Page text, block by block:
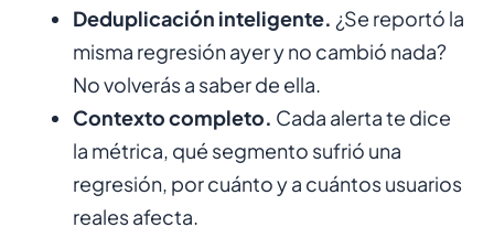
Deduplicación inteligente. ¿Se reportó la
misma regresión ayer y no cambió nada?
No volverás a saber de ella.
Contexto completo. Cada alerta te dice
la métrica, qué segmento sufrió una
regresión, por cuánto y a cuántos usuarios
reales afecta.